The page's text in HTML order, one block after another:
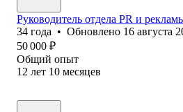
Руководитель отдела PR и
34 года • Обновлено 16 августа
50 000 ₽
Общий опыт
12 лет 10 месяцев